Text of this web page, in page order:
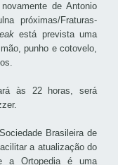
de Antonio
próximas/Fraturas-
está prevista uma
punho e cotovelo,
às 22 horas, será
Brasileira de
a atualização do
a Ortopedia é uma